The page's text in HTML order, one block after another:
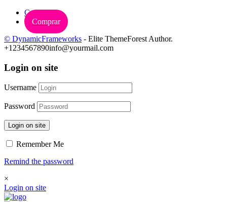
Carrinho
Comprar
© DynamicFrameworks - Elite ThemeForest Author.
+1234567890info@yourmail.com
Login on site
Username
Password
Login on site
Remember Me
Remind the password
×
Login on site